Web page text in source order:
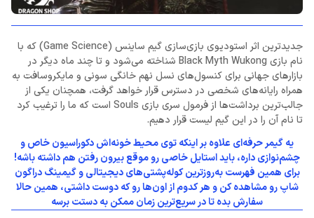
جدیدترین اثر استودیوی بازی‌سازی گیم ساینس (Game Science) که با
نام بازی Black Myth Wukong شناخته می‌شود و تا چند ماه دیگر در
بازارهای جهانی برای کنسول‌های نسل نهم خانگی سونی و مایکروسافت به
همراه رایانه‌های شخصی در دسترس قرار خواهد گرفت، همچنان یکی از
جالب‌ترین برداشت‌ها از فرمول سری بازی Souls است که ما را ترغیب کرد
تا نام آن را در این گیم لیست قرار دهیم.
یه گیمر حرفه‌ای علاوه بر اینکه توی محیط خونه‌اش دکوراسیون خاص و
چشم‌نوازی داره، باید استایل خاصی رو موقع بیرون رفتن هم داشته باشه!
برای همین فهرست به‌روزترین کوله‌پشتی‌های دیجیتالی و گیمینگ دراگون
شاپ رو مشاهده کن و هر کدوم از اون‌ها رو که دوست داشتی، همین حالا
سفارش بده تا در سریع‌ترین زمان ممکن به دستت برسه